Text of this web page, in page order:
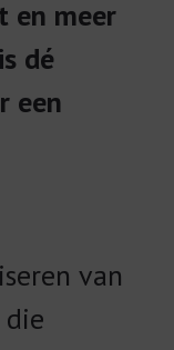
en meer
dé
een
van